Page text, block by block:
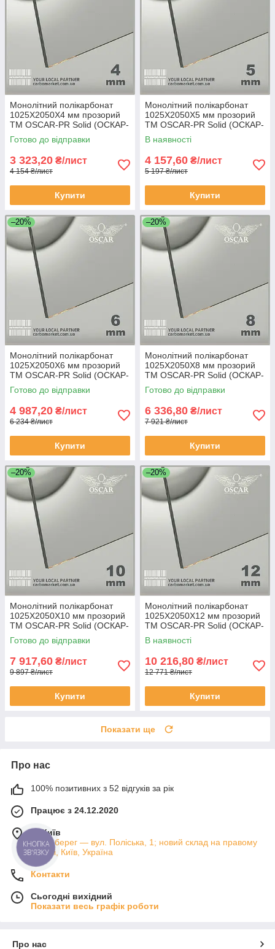
Монолітний полікарбонат
1025Х2050Х4 мм прозорий
TM OSCAR-PR Solid (ОСКАР-
Преміум) Сербія
Готово до відправки
3 323,20 ₴/лист
4 154 ₴/лист
Купити
Монолітний полікарбонат
1025Х2050Х5 мм прозорий
TM OSCAR-PR Solid (ОСКАР-
Преміум) Сербія
В наявності
4 157,60 ₴/лист
5 197 ₴/лист
Купити
–20%
Монолітний полікарбонат
1025Х2050Х6 мм прозорий
TM OSCAR-PR Solid (ОСКАР-
Преміум) Сербія
Готово до відправки
4 987,20 ₴/лист
6 234 ₴/лист
Купити
–20%
Монолітний полікарбонат
1025Х2050Х8 мм прозорий
TM OSCAR-PR Solid (ОСКАР-
Преміум) Сербія
Готово до відправки
6 336,80 ₴/лист
7 921 ₴/лист
Купити
–20%
Монолітний полікарбонат
1025Х2050Х10 мм прозорий
TM OSCAR-PR Solid (ОСКАР-
Преміум) Сербія
Готово до відправки
7 917,60 ₴/лист
9 897 ₴/лист
Купити
–20%
Монолітний полікарбонат
1025Х2050Х12 мм прозорий
TM OSCAR-PR Solid (ОСКАР-
Преміум) Сербія
В наявності
10 216,80 ₴/лист
12 771 ₴/лист
Купити
Показати ще
Про нас
100% позитивних з 52 відгуків за рік
Працює з 24.12.2020
м. Київ
Лівий берег — вул. Поліська, 1; новий склад на правому
березі, Київ, Україна
Контакти
Сьогодні вихідний
Показати весь графік роботи
Про нас
КНОПКА
ЗВ'ЯЗКУ